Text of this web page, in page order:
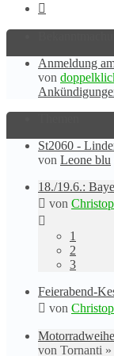
Anmeldung
von
St2060 -
von Leone blu
18./19.6.:
von
1
2
3
Feierabend-
von
Motorradweihe
von Tornanti »